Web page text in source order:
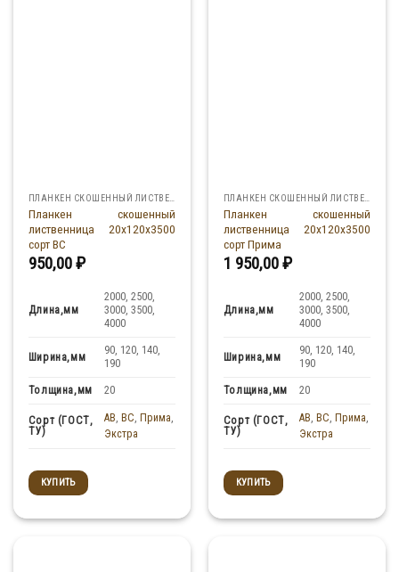
ПЛАНКЕН СКОШЕННЫЙ ЛИСТВЕННИЦА
Планкен скошенный
лиственница 20x120x3500
сорт ВС
950,00₽
Длина,мм
2000, 2500,
3000, 3500,
4000
Ширина,мм
90, 120, 140,
190
Толщина,мм 20
Сорт (ГОСТ,
ТУ)
AB, BC, Прима,
Экстра
КУПИТЬ
ПЛАНКЕН СКОШЕННЫЙ ЛИСТВЕННИЦА
Планкен скошенный
лиственница 20x120x3500
сорт Прима
1 950,00₽
Длина,мм
2000, 2500,
3000, 3500,
4000
Ширина,мм
90, 120, 140,
190
Толщина,мм 20
Сорт (ГОСТ,
ТУ)
AB, BC, Прима,
Экстра
КУПИТЬ